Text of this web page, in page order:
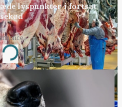
lyspunkter i fortsat